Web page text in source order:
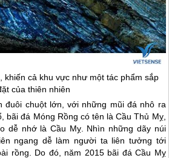
khiến cả khu vực như một tác phẩm sắp
của thiên nhiên
đuôi chuột lớn, với những mũi đá nhô ra
bãi đá Móng Rồng có tên là Cầu Thủ Mỵ,
dễ nhớ là Cầu Mỵ. Nhìn những dãy núi
ngang dễ làm người ta liên tưởng tới
rồng. Do đó, năm 2015 bãi đá Cầu Mỵ